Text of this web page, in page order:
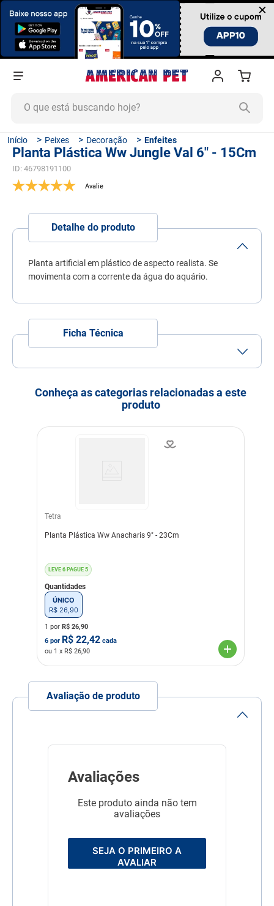
×
Peixes Decoração Enfeites
Planta Plástica Ww Jungle Val 6" - 15Cm
ID: 46798191100
Detalhe do produto
Planta artificial em plástico de aspecto realista. Se
movimenta com a corrente da água do aquário.
Ficha Técnica
Conheça as categorias relacionadas a este
produto
Tetra
Planta Plástica Ww Anacharis 9" - 23Cm
LEVE 6 PAGUE 5
Quantidades
ÚNICO
R$ 26 90
1 por R$ 26,90
6 por R$ 22,42 cada
ou 1 x R$ 26,90
Avaliação de produto
Avaliações
Este produto ainda não tem
avaliações
SEJA O PRIMEIRO A
AVALIAR
TERMOS MAIS BUSCADOS
1
ração cachorro
areia
5º
ração
6 º
fórmula natural
7 º
quatree
8º
sachê gato
10º ração premier